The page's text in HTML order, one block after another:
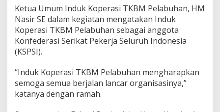
a
n
K
e
t
K
o
m
i
Ketua Umum Induk Koperasi TKBM Pelabuhan, HM
Nasir SE dalam kegiatan mengatakan Induk
Koperasi TKBM Pelabuhan sebagai anggota
Konfederasi Serikat Pekerja Seluruh Indonesia
(KSPSI).
“Induk Koperasi TKBM Pelabuhan mengharapkan
semoga semua berjalan lancar organisasinya,”
katanya dengan ramah.